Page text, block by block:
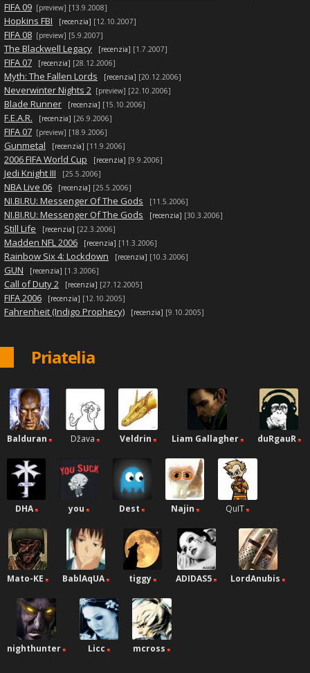
FIFA 09 [preview] [13.9.2008]
Hopkins FBI [recenzia] [12.10.2007]
FIFA 08 [preview] [5.9.2007]
The Blackwell Legacy [recenzia] [1.7.2007]
FIFA 07 [recenzia] [28.12.2006]
Myth: The Fallen Lords [recenzia] [20.12.2006]
Neverwinter Nights 2 [preview] [22.10.2006]
Blade Runner [recenzia] [15.10.2006]
F.E.A.R. [recenzia] [26.9.2006]
FIFA 07 [preview] [18.9.2006]
Gunmetal [recenzia] [11.9.2006]
2006 FIFA World Cup [recenzia] [9.9.2006]
Jedi Knight III [25.5.2006]
NBA Live 06 [recenzia] [25.5.2006]
NI.BI.RU: Messenger Of The Gods [11.5.2006]
NI.BI.RU: Messenger Of The Gods [recenzia] [30.3.2006]
Still Life [recenzia] [22.3.2006]
Madden NFL 2006 [recenzia] [11.3.2006]
Rainbow Six 4: Lockdown [recenzia] [10.3.2006]
GUN [recenzia] [1.3.2006]
Call of Duty 2 [recenzia] [27.12.2005]
FIFA 2006 [recenzia] [12.10.2005]
Fahrenheit (Indigo Prophecy) [recenzia] [9.10.2005]
Priatelia
Balduran Džava Veldrin Liam Gallagher duRgauR
DHA you Dest Najin QuIT
Mato-KE BablAqUA tiggy ADIDAS5 LordAnubis
nighthunter Licc mcross